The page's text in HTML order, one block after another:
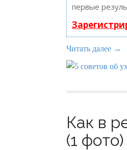
первые
Читать далее →
Как в
(1 фото)